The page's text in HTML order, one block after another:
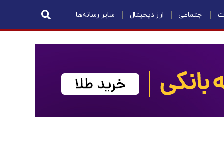
اجتماعی ارز دیجیتال سایر رسانه‌ها